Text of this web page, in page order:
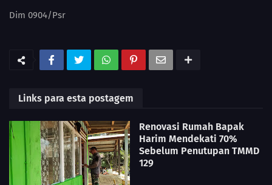
Dim 0904/Psr
Links para esta postagem
Renovasi Rumah Bapak
Harim Mendekati 70%
Sebelum Penutupan TMMD
129